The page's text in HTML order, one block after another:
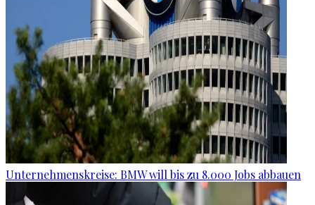
Unternehmenskreise: BMW will bis zu 8.000 Jobs abbauen